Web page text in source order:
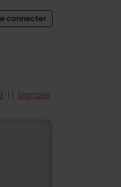
connecter
Signaler